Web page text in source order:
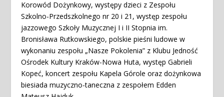
Korowód Dożynkowy, występy dzieci z Zespołu
Szkolno-Przedszkolnego nr 20 i 21, występ zespołu
jazzowego Szkoły Muzycznej I i II Stopnia im.
Bronisława Rutkowskiego, polskie pieśni ludowe w
wykonaniu zespołu „Nasze Pokolenia” z Klubu Jedność
Ośrodek Kultury Kraków-Nowa Huta, występ Gabrieli
Kopeć, koncert zespołu Kapela Górole oraz dożynkowa
biesiada muzyczno-taneczna z zespołem Edden